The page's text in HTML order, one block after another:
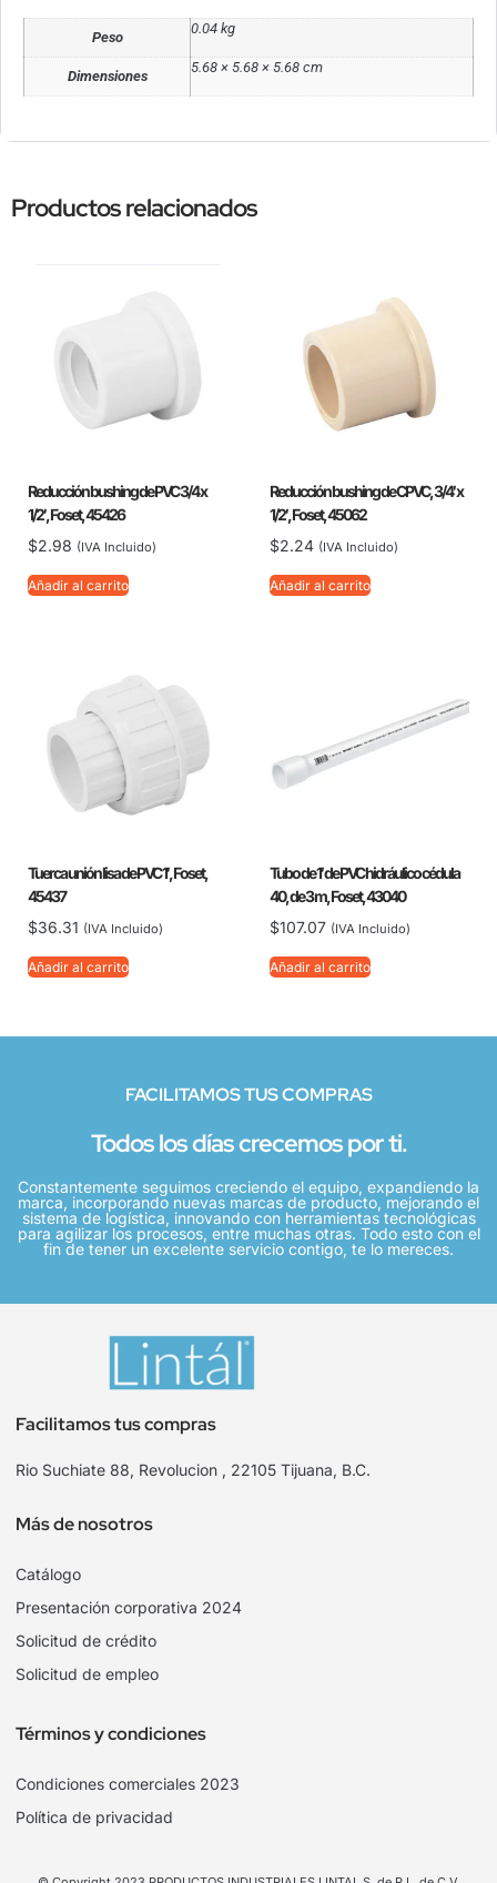
Peso
0.04 kg
Dimensiones
5.68 × 5.68 × 5.68 cm
Productos relacionados
Reducción bushing de PVC 3/4 x
1/2′, Foset, 45426
$2.98 (IVA Incluido)
Añadir al carrito
Reducción bushing de CPVC, 3/4′ x
1/2′, Foset, 45062
$2.24 (IVA Incluido)
Añadir al carrito
Tuerca unión lisa de PVC 1′, Foset,
45437
$36.31 (IVA Incluido)
Añadir al carrito
Tubo de 1′ de PVC hidráulico cédula
40, de 3 m, Foset, 43040
$107.07 (IVA Incluido)
Añadir al carrito
FACILITAMOS TUS COMPRAS
Todos los días crecemos por ti.
Constantemente seguimos creciendo el equipo, expandiendo la
marca, incorporando nuevas marcas de producto, mejorando el
sistema de logística, innovando con herramientas tecnológicas
para agilizar los procesos, entre muchas otras. Todo esto con el
fin de tener un excelente servicio contigo, te lo mereces.
Facilitamos tus compras
Rio Suchiate 88, Revolucion , 22105 Tijuana, B.C.
Más de nosotros
Catálogo
Presentación corporativa 2024
Solicitud de crédito
Solicitud de empleo
Términos y condiciones
Condiciones comerciales 2023
Política de privacidad